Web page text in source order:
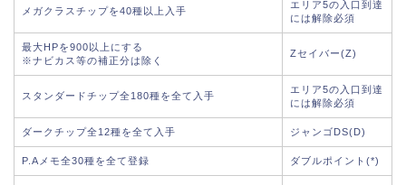
メガクラスチップを40種以上入手
エリア5の入口到達
には解除必須
最大HPを900以上にする
※ナビカス等の補正分は除く
Zセイバー(Z)
スタンダードチップ全180種を全て入手
エリア5の入口到達
には解除必須
ダークチップ全12種を全て入手 ジャンゴDS(D)
P.Aメモ全30種を全て登録 ダブルポイント(*)